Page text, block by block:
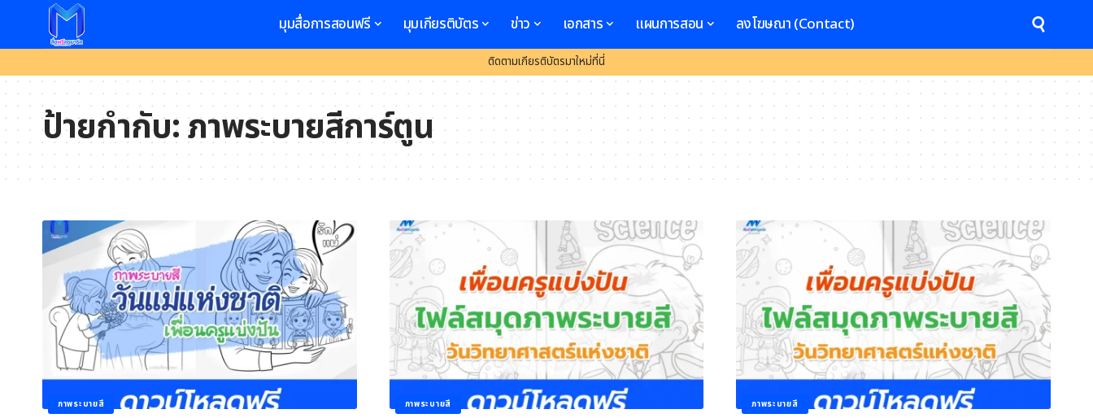
มุมสื่อการสอนฟรี มุมเกียรติบัตร ข่าว เอกสาร แผนการสอน ลงโฆษณา (Contact)
ติดตามเกียรติบัตรมาใหม่ที่นี่
ป้ายกำกับ:ภาพระบายสีการ์ตูน
ภาพระบายสี ภาพระบายสี ภาพระบายสี